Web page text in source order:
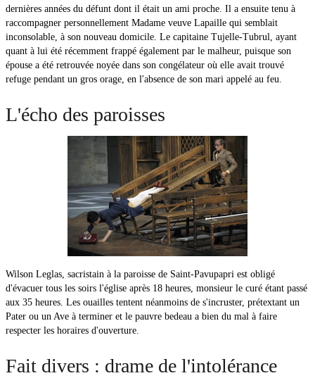
dernières années du défunt dont il était un ami proche. Il a ensuite tenu à
raccompagner personnellement Madame veuve Lapaille qui semblait
inconsolable, à son nouveau domicile. Le capitaine Tujelle-Tubrul, ayant
quant à lui été récemment frappé également par le malheur, puisque son
épouse a été retrouvée noyée dans son congélateur où elle avait trouvé
refuge pendant un gros orage, en l'absence de son mari appelé au feu.
L'écho des paroisses
Wilson Leglas, sacristain à la paroisse de Saint-Pavupapri est obligé
d'évacuer tous les soirs l'église après 18 heures, monsieur le curé étant passé
aux 35 heures. Les ouailles tentent néanmoins de s'incruster, prétextant un
Pater ou un Ave à terminer et le pauvre bedeau a bien du mal à faire
respecter les horaires d'ouverture.
Fait divers : drame de l'intolérance